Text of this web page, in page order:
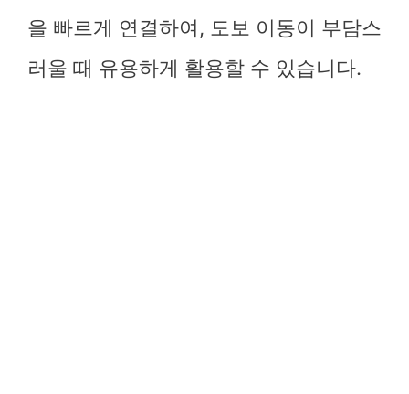
을 빠르게 연결하여, 도보 이동이 부담스
러울 때 유용하게 활용할 수 있습니다.